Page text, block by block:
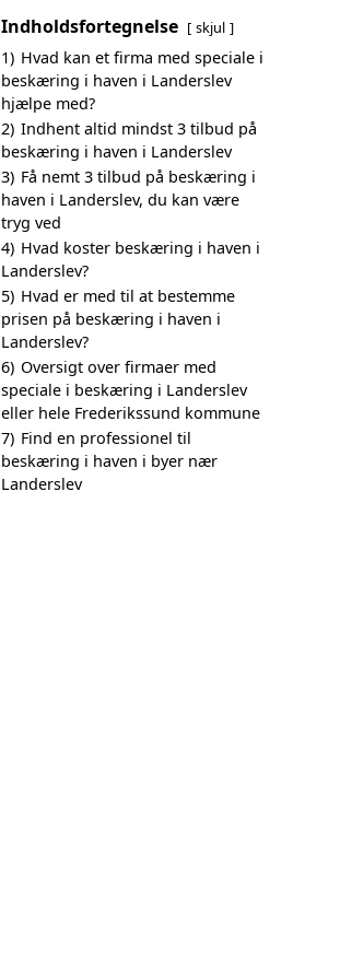
Indholdsfortegnelse skjul
1) Hvad kan et firma med speciale i
beskæring i haven i Landerslev
hjælpe med?
2) Indhent altid mindst 3 tilbud på
beskæring i haven i Landerslev
3) Få nemt 3 tilbud på beskæring i
haven i Landerslev, du kan være
tryg ved
4) Hvad koster beskæring i haven i
Landerslev?
5) Hvad er med til at bestemme
prisen på beskæring i haven i
Landerslev?
6) Oversigt over firmaer med
speciale i beskæring i Landerslev
eller hele Frederikssund kommune
7) Find en professionel til
beskæring i haven i byer nær
Landerslev